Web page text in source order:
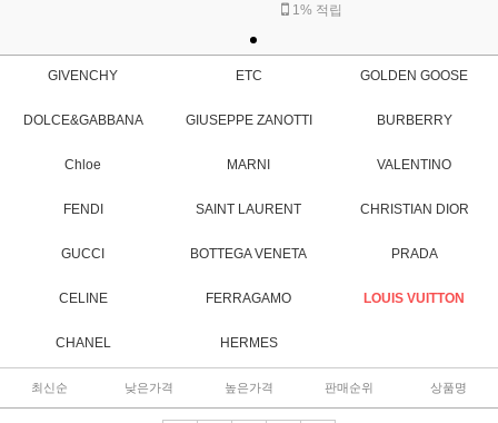
1% 적립
GIVENCHY ETC GOLDEN GOOSE
DOLCE&GABBANA GIUSEPPE ZANOTTI BURBERRY
Chloe MARNI VALENTINO
FENDI SAINT LAURENT CHRISTIAN DIOR
GUCCI BOTTEGA VENETA PRADA
CELINE FERRAGAMO LOUIS VUITTON
CHANEL HERMES
최신순 낮은가격 높은가격 판매순위 상품명